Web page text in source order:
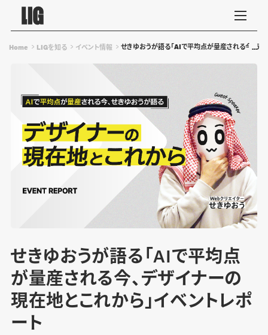
Home LIGを知る イベント情報 せきゆおうが語る「AIで平均点が量産される今、デ
せきゆおうが語る「AIで平均点
が量産される今、デザイナーの
現在地とこれから」イベントレポ
ート